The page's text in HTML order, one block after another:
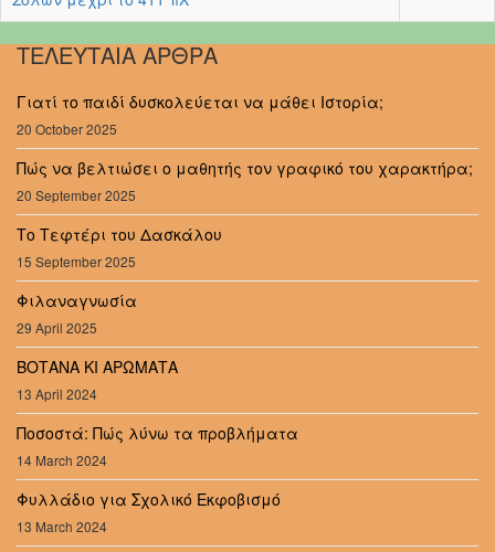
ΤΕΛΕΥΤΑΙΑ ΑΡΘΡΑ
Γιατί το παιδί δυσκολεύεται να μάθει Ιστορία;
20 October 2025
Πώς να βελτιώσει ο μαθητής τον γραφικό του χαρακτήρα;
20 September 2025
Το Τεφτέρι του Δασκάλου
15 September 2025
Φιλαναγνωσία
29 April 2025
ΒΟΤΑΝΑ ΚΙ ΑΡΩΜΑΤΑ
13 April 2024
Ποσοστά: Πώς λύνω τα προβλήματα
14 March 2024
Φυλλάδιο για Σχολικό Εκφοβισμό
13 March 2024